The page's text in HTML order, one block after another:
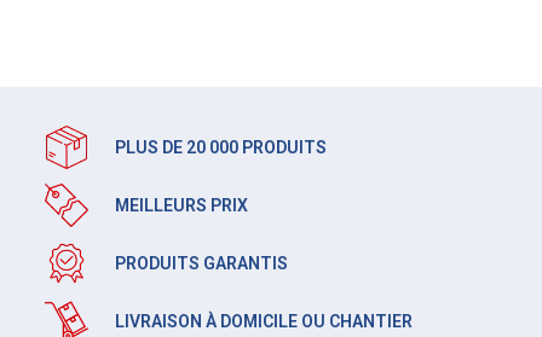
PLUS DE 20 000 PRODUITS
MEILLEURS PRIX
PRODUITS GARANTIS
LIVRAISON À DOMICILE OU CHANTIER